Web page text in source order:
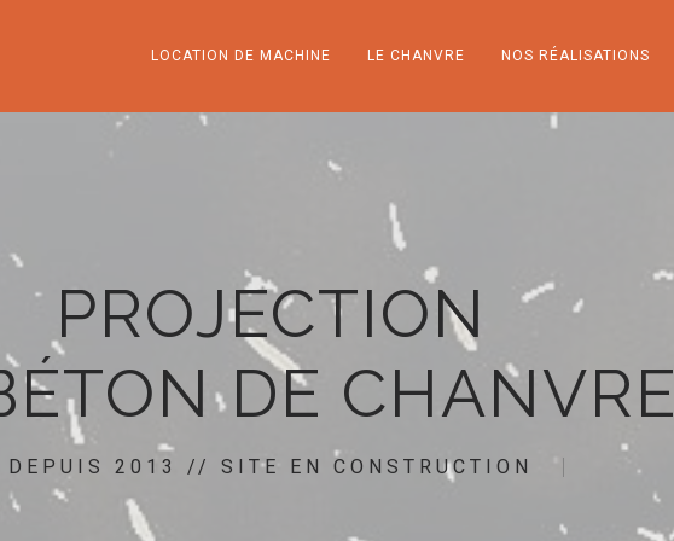
LOCATION DE MACHINE LE CHANVRE NOS RÉALISATIONS
PROJECTION
DE CHANVRE
DEPUIS 2013 // SITE EN CONSTRUCTION